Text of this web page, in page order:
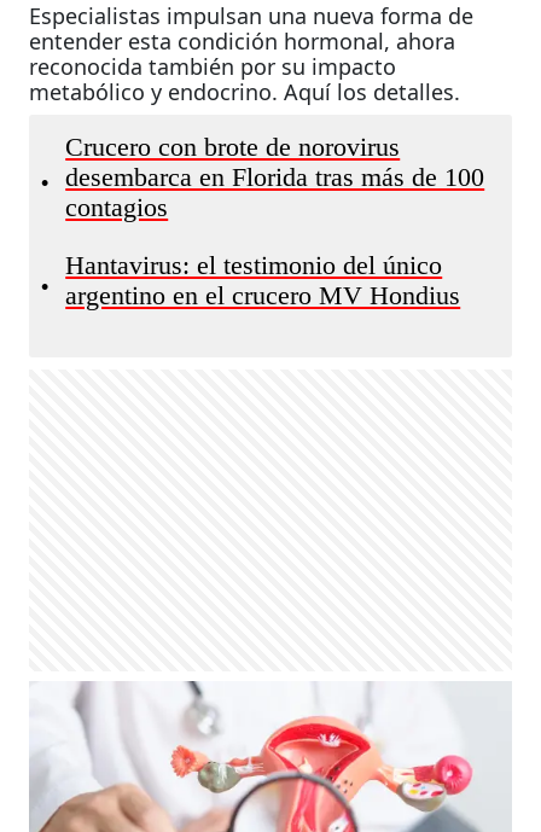
Especialistas impulsan una nueva forma de
entender esta condición hormonal, ahora
reconocida también por su impacto
metabólico y endocrino. Aquí los detalles.
•
Crucero con brote de norovirus
desembarca en Florida tras más de 100
contagios
•
Hantavirus: el testimonio del único
argentino en el crucero MV Hondius